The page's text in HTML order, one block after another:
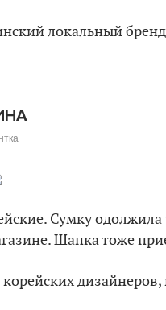
локальный
Сумку
Шапка тоже